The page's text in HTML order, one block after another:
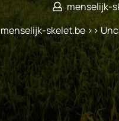
menselijk-
menselijk-skelet.be>>